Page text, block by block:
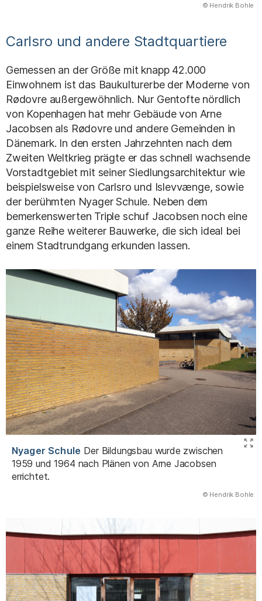
© Hendrik Bohle
Carlsro und andere Stadtquartiere
Gemessen an der Größe mit knapp 42.000
Einwohnern ist das Baukulturerbe der Moderne von
Rødovre außergewöhnlich. Nur Gentofte nördlich
von Kopenhagen hat mehr Gebäude von Arne
Jacobsen als Rødovre und andere Gemeinden in
Dänemark. In den ersten Jahrzehnten nach dem
Zweiten Weltkrieg prägte er das schnell wachsende
Vorstadtgebiet mit seiner Siedlungsarchitektur wie
beispielsweise von Carlsro und Islevvænge, sowie
der berühmten Nyager Schule. Neben dem
bemerkenswerten Triple schuf Jacobsen noch eine
ganze Reihe weiterer Bauwerke, die sich ideal bei
einem Stadtrundgang erkunden lassen.
Nyager Schule Der Bildungsbau wurde zwischen
1959 und 1964 nach Plänen von Arne Jacobsen
errichtet.
© Hendrik Bohle